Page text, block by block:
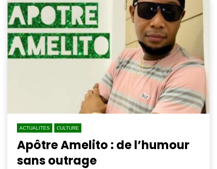
ACTUALITES CULTURE
Apôtre Amelito : de l’humour
sans outrage